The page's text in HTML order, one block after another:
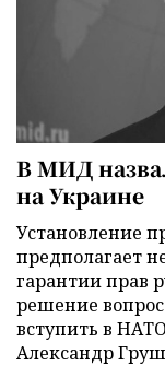
В МИД
на Украине
Установление
предполагает
гарантии прав
решение
вступить в
Александр